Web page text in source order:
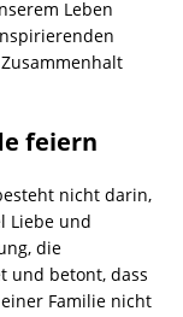
Leben
feiern
nicht darin,
Liebe und
die
und betont, dass
Familie nicht